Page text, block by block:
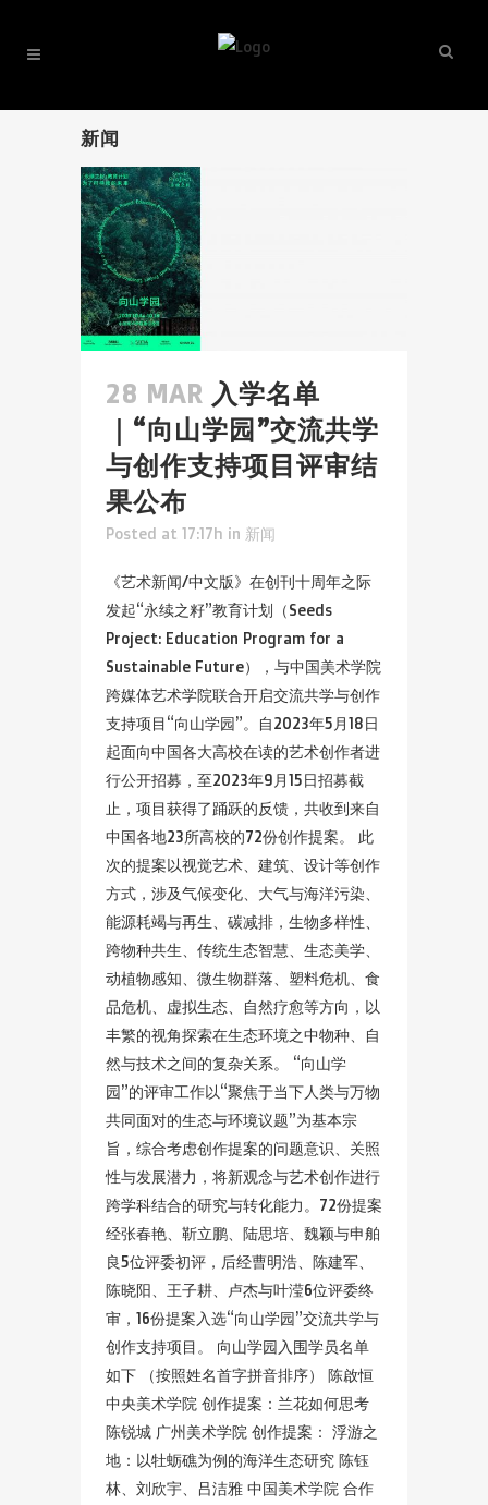
新闻
28 MAR 入学名单
｜“向山学园”交流共学
与创作支持项目评审结
果公布
Posted at 17:17h in 新闻
《艺术新闻/中文版》在创刊十周年之际
发起“永续之籽”教育计划（Seeds
Project: Education Program for a
Sustainable Future），与中国美术学院
跨媒体艺术学院联合开启交流共学与创作
支持项目“向山学园”。自2023年5月18日
起面向中国各大高校在读的艺术创作者进
行公开招募，至2023年9月15日招募截
止，项目获得了踊跃的反馈，共收到来自
中国各地23所高校的72份创作提案。 此
次的提案以视觉艺术、建筑、设计等创作
方式，涉及气候变化、大气与海洋污染、
能源耗竭与再生、碳减排，生物多样性、
跨物种共生、传统生态智慧、生态美学、
动植物感知、微生物群落、塑料危机、食
品危机、虚拟生态、自然疗愈等方向，以
丰繁的视角探索在生态环境之中物种、自
然与技术之间的复杂关系。 “向山学
园”的评审工作以“聚焦于当下人类与万物
共同面对的生态与环境议题”为基本宗
旨，综合考虑创作提案的问题意识、关照
性与发展潜力，将新观念与艺术创作进行
跨学科结合的研究与转化能力。72份提案
经张春艳、靳立鹏、陆思培、魏颖与申舶
良5位评委初评，后经曹明浩、陈建军、
陈晓阳、王子耕、卢杰与叶滢6位评委终
审，16份提案入选“向山学园”交流共学与
创作支持项目。 向山学园入围学员名单
如下 （按照姓名首字拼音排序） 陈啟恒
中央美术学院 创作提案：兰花如何思考
陈锐城 广州美术学院 创作提案： 浮游之
地：以牡蛎礁为例的海洋生态研究 陈钰
林、刘欣宇、吕洁雅 中国美术学院 合作